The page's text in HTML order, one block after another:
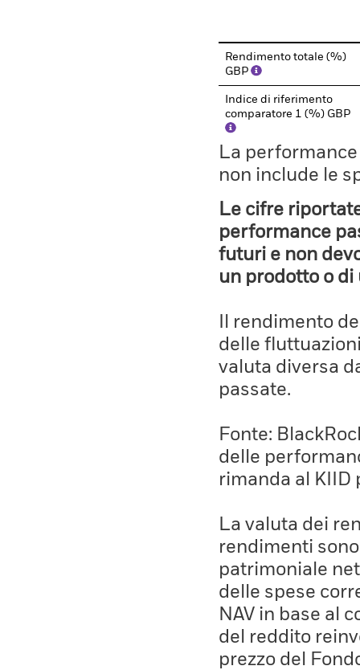
Rendimento totale (%)
GBP
Indice di riferimento
comparatore 1 (%) GBP
La
non include le
Le cifre
performance
futuri e non
un prodotto o di
Il rendimento
delle
valuta diversa
passate.
Fonte:
delle
rimanda al KIID
La valuta dei
rendimenti
patrimoniale
delle spese
NAV in base al
del reddito
prezzo del